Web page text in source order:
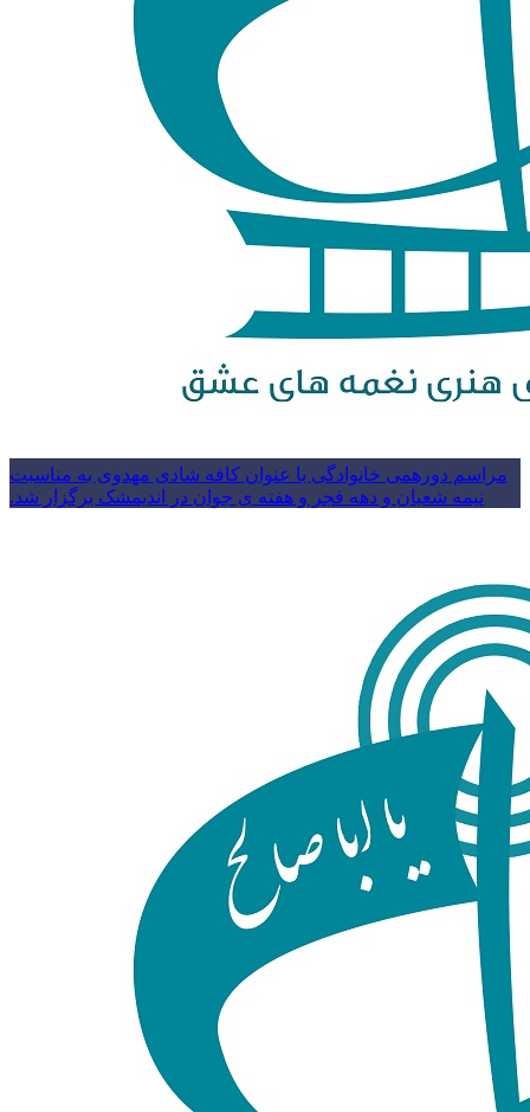
مراسم دورهمی خانوادگی با عنوان کافه شادی مهدوی به مناسبت
نیمه شعبان و دهه فجر و هفته ی جوان در اندیمشک برگزار شد.